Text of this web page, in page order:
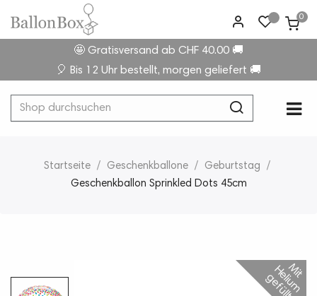
0
🤩 Gratisversand ab CHF 40.00 🚚
🎈 Bis 12 Uhr bestellt, morgen geliefert 🚚
☰
Startseite Geschenkballone
Geburtstag
Geschenkballon Sprinkled Dots 45cm